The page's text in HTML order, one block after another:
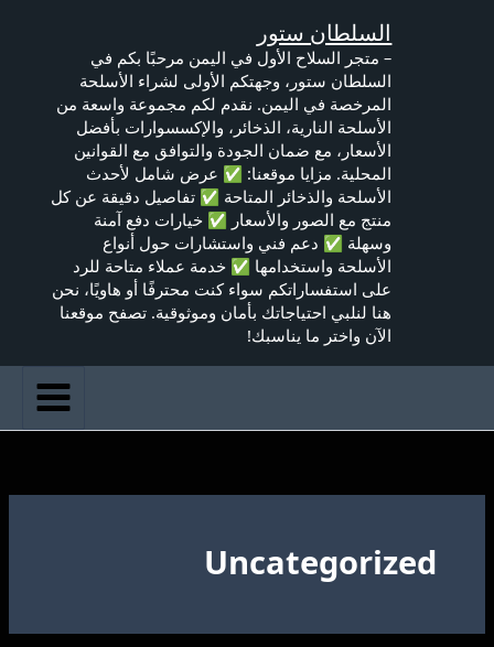
السلطان ستور
– متجر السلاح الأول في اليمن مرحبًا بكم في
السلطان ستور، وجهتكم الأولى لشراء الأسلحة
المرخصة في اليمن. نقدم لكم مجموعة واسعة من
الأسلحة النارية، الذخائر، والإكسسوارات بأفضل
الأسعار، مع ضمان الجودة والتوافق مع القوانين
المحلية. مزايا موقعنا: ✅ عرض شامل لأحدث
الأسلحة والذخائر المتاحة ✅ تفاصيل دقيقة عن كل
منتج مع الصور والأسعار ✅ خيارات دفع آمنة
وسهلة ✅ دعم فني واستشارات حول أنواع
الأسلحة واستخدامها ✅ خدمة عملاء متاحة للرد
على استفساراتكم سواء كنت محترفًا أو هاويًا، نحن
هنا لنلبي احتياجاتك بأمان وموثوقية. تصفح موقعنا
الآن واختر ما يناسبك!
Uncategorized